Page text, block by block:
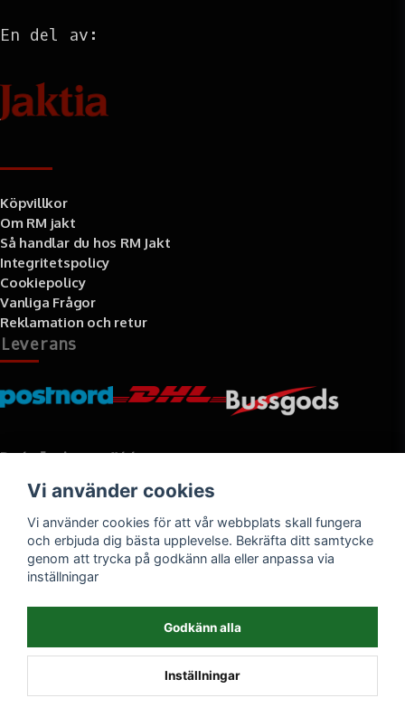
En del av:
Köpvillkor
Om RM jakt
Så handlar du hos RM Jakt
Integritetspolicy
Cookiepolicy
Vanliga Frågor
Reklamation och retur
Leverans
Betalningssätt
Vi använder cookies
Vi använder cookies för att vår webbplats skall fungera
och erbjuda dig bästa upplevelse. Bekräfta ditt samtycke
genom att trycka på godkänn alla eller anpassa via
inställningar
Godkänn alla
Inställningar